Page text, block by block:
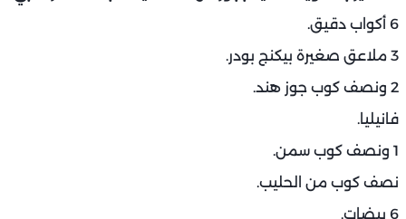
6 أكواب دقيق.
3 ملاعق صغيرة بيكنج بودر.
2 ونصف كوب جوز هند.
فانيليا.
1 ونصف كوب سمن.
نصف كوب من الحليب.
6 بيضات.